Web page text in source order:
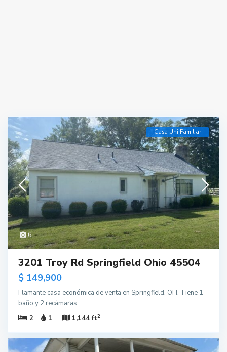
6
Casa Uni Familiar
3201 Troy Rd Springfield Ohio 45504
$ 149,900
Flamante casa económica de venta en Springfield, OH. Tiene 1
baño y 2 recámaras.
2
1 1,144 ft2